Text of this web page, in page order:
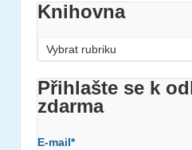
Knihovna
Knihovna
Přihlašte se k
zdarma
E-mail*